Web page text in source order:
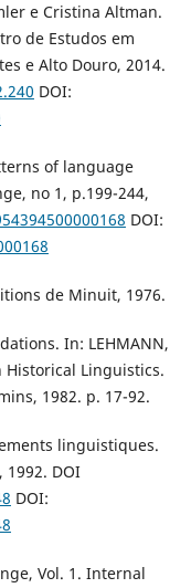
e Cristina Altman.
de Estudos em
e Alto Douro, 2014.
DOI:
of language
no 1, p.199-244,
DOI:
de Minuit, 1976.
In: LEHMANN,
Historical Linguistics.
1982. p. 17-92.
linguistiques.
1992. DOI
DOI:
Vol. 1. Internal